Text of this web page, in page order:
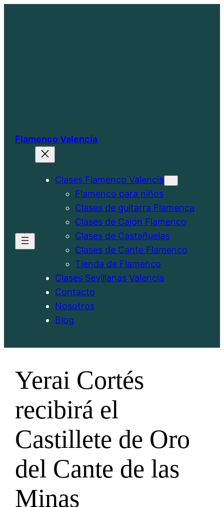
Flamenco Valencia
Clases Flamenco Valencia
Flamenco para niños
Clases de guitarra Flamenca
Clases de Cajón Flamenco
Clases de Castañuelas
Clases de Cante Flamenco
Tienda de Flamenco
Clases Sevillanas Valencia
Contacto
Nosotros
Blog
Yerai Cortés
recibirá el
Castillete de Oro
del Cante de las
Minas